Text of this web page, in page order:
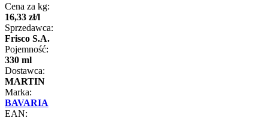
Cena za kg:
16,33 zł/l
Sprzedawca:
Frisco S.A.
Pojemność:
330 ml
Dostawca:
MARTIN
Marka:
BAVARIA
EAN: